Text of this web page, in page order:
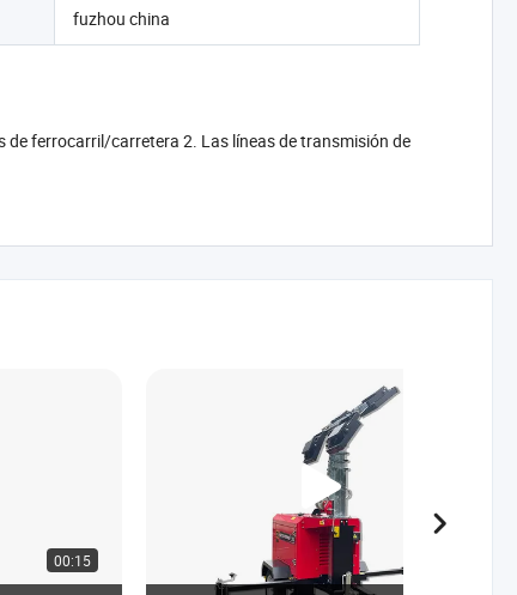
fuzhou china
de ferrocarril/carretera 2. Las líneas de transmisión de
00:15